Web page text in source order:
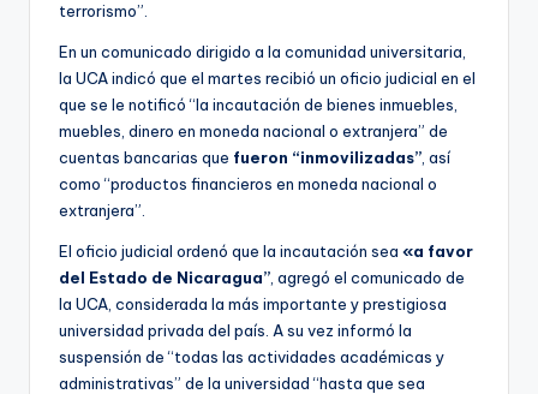
terrorismo”.
En un comunicado dirigido a la comunidad universitaria,
la UCA indicó que el martes recibió un oficio judicial en el
que se le notificó “la incautación de bienes inmuebles,
muebles, dinero en moneda nacional o extranjera” de
cuentas bancarias que fueron “inmovilizadas” , así
como “productos financieros en moneda nacional o
extranjera”.
El oficio judicial ordenó que la incautación sea «a favor
del Estado de Nicaragua” , agregó el comunicado de
la UCA, considerada la más importante y prestigiosa
universidad privada del país. A su vez informó la
suspensión de “todas las actividades académicas y
administrativas” de la universidad “hasta que sea